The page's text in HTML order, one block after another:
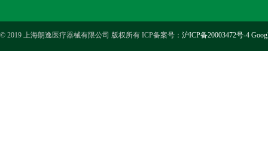
© 2019 上海朗逸医疗器械有限公司 版权所有 ICP备案号： 沪ICP备20003472号-4